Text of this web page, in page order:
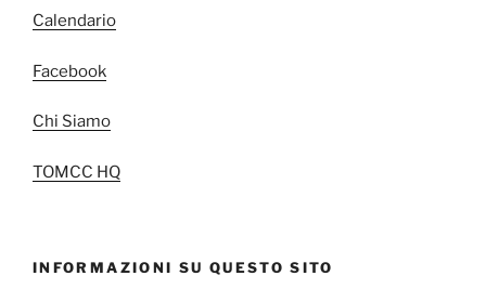
Calendario
Facebook
Chi Siamo
TOMCC HQ
INFORMAZIONI SU QUESTO SITO